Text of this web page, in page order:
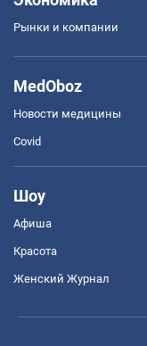
Рынки и компании
MedOboz
Новости медицины
Covid
Шоу
Афиша
Красота
Женский Журнал